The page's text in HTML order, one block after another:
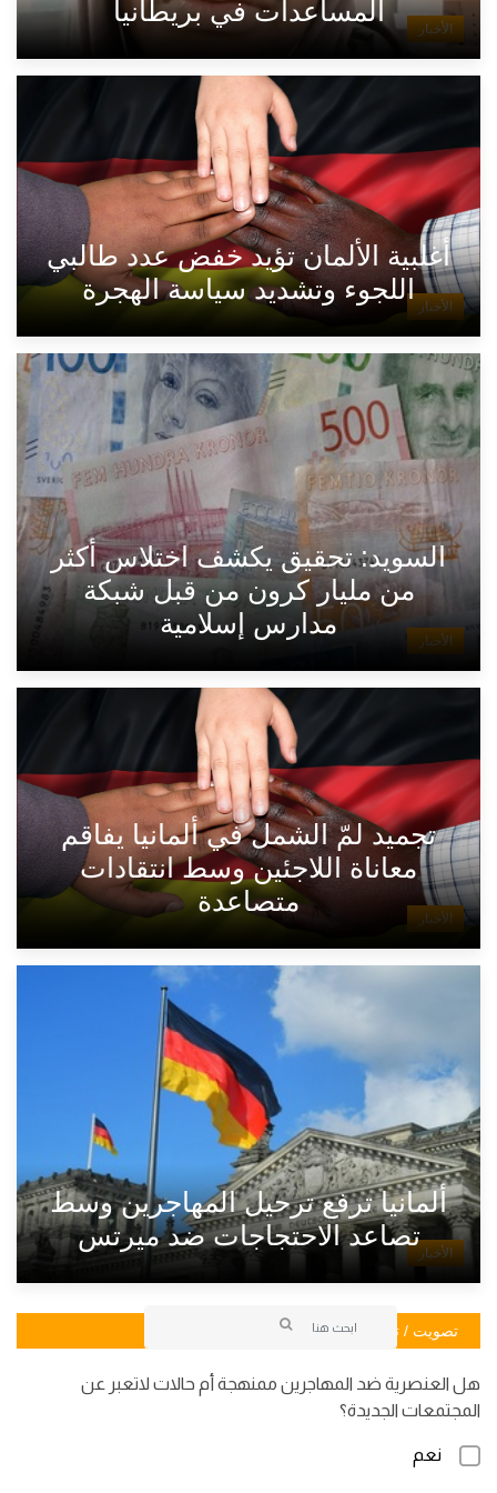
الأخبار
المساعدات في بريطانيا
الأخبار
أغلبية الألمان تؤيد خفض عدد طالبي
اللجوء وتشديد سياسة الهجرة
الأخبار
السويد: تحقيق يكشف اختلاس أكثر
من مليار كرون من قبل شبكة
مدارس إسلامية
الأخبار
تجميد لمّ الشمل في ألمانيا يفاقم
معاناة اللاجئين وسط انتقادات
متصاعدة
الأخبار
ألمانيا ترفع ترحيل المهاجرين وسط
تصاعد الاحتجاجات ضد ميرتس
تصويت / تصويت
هل العنصرية ضد المهاجرين ممنهجة أم حالات لاتعبر عن
المجتمعات الجديدة؟
نعم